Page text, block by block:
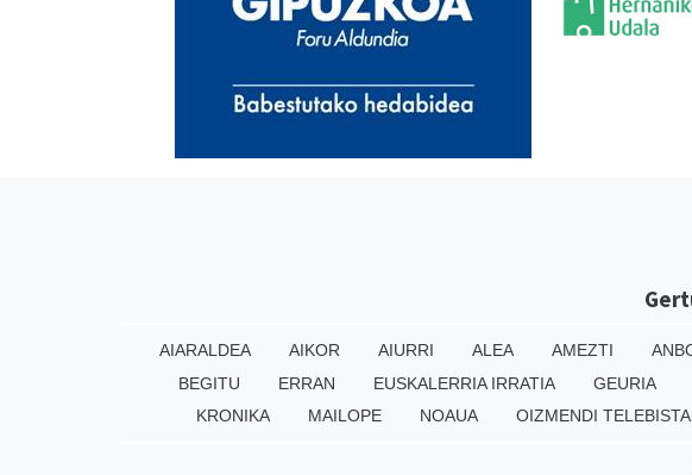
AIARALDEA AIKOR AIURRI ALEA AMEZTI
BEGITU
ERRAN EUSKALERRIA IRRATIA GEURIA
KRONIKA
MAILOPE NOAUA OIZMENDI TELEBISTA